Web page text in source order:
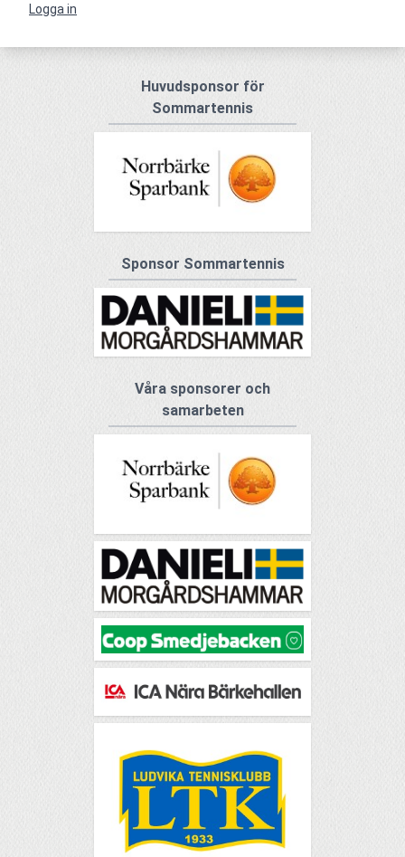
Logga in
Huvudsponsor för
Sommartennis
Sponsor Sommartennis
Våra sponsorer och
samarbeten